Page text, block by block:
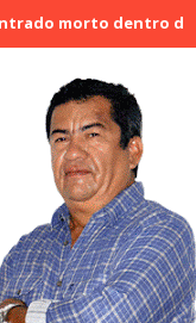
dentro de presídio